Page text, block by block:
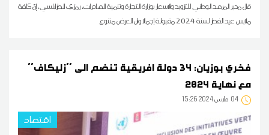
قال مدير المرصد الوطني للتزويد والاسعار بوزارة التجارة وتنمية الصادرات، رمزي الطرابلسي، إنّ كلفة
ملابس عيد الفطر لسنة 2024 مقبولة إجمالا وان العرض متنوع
فخري بوزيان: 34 دولة افريقية تنضم الى ''زليكاف''
مع نهاية 2024
04 15:26 2024 مارس
اقتصاد